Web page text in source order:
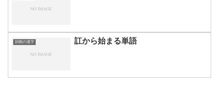
10画の漢字 訌から始まる単語